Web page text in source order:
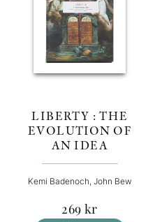
LIBERTY : THE
EVOLUTION OF
AN IDEA
Kemi Badenoch, John Bew
269 kr